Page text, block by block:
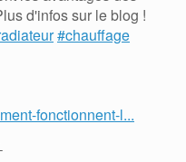
d'infos sur le blog !
#chauffage
fonctionnent-l...